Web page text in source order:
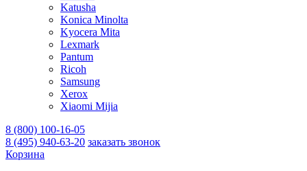
Katusha
Konica Minolta
Kyocera Mita
Lexmark
Pantum
Ricoh
Samsung
Xerox
Xiaomi Mijia
8 (800) 100-16-05
8 (495) 940-63-20 заказать звонок
Корзина